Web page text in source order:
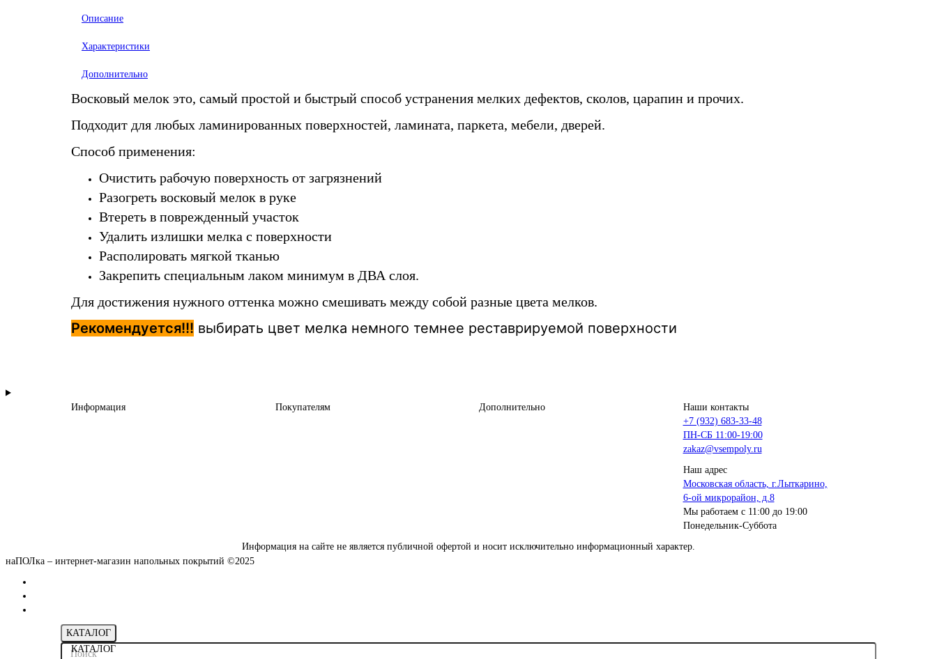
Описание
Характеристики
Дополнительно
Восковый мелок это, самый простой и быстрый способ устранения мелких дефектов, сколов, царапин и прочих.
Подходит для любых ламинированных поверхностей, ламината, паркета, мебели, дверей.
Способ применения:
Очистить рабочую поверхность от загрязнений
Разогреть восковый мелок в руке
Втереть в поврежденный участок
Удалить излишки мелка с поверхности
Располировать мягкой тканью
Закрепить специальным лаком минимум в ДВА слоя.
Для достижения нужного оттенка можно смешивать между собой разные цвета мелков.
Рекомендуется!!! выбирать цвет мелка немного темнее реставрируемой поверхности
Информация Покупателям Дополнительно
Наши контакты
+7 (932) 683-33-48
ПН-СБ 11:00-19:00
zakaz@vsempoly.ru
Наш адрес
Московская область, г.Лыткарино,
6-ой микрорайон, д.8
Мы работаем с 11:00 до 19:00
Понедельник-Суббота
Информация на сайте не является публичной офертой и носит исключительно информационный характер.
наПОЛка – интернет-магазин напольных покрытий ©2025
КАТАЛОГ
КАТАЛОГ